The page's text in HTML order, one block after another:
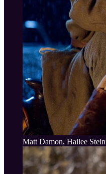
Matt Damon, Hailee